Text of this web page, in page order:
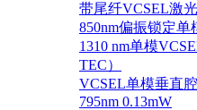
带尾纤VCSEL激
850nm偏振锁定
1310 nm单模
TEC）
VCSEL单模垂直
795nm 0.13mW